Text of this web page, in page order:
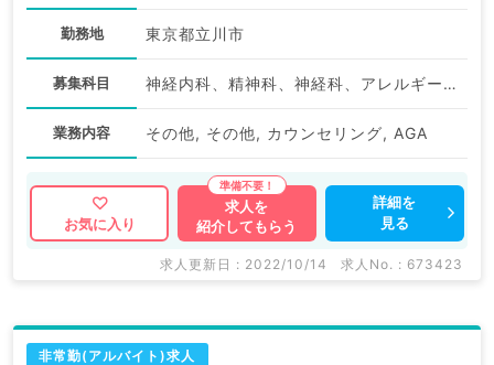
勤務地 東京都立川市
募集科目 神経内科、精神科、神経科、アレルギー科、リウマチ科、小児科、整形外科、形成外科、美容外科、脳神経外科、呼吸器外科、心臓血管外科、小児外科、皮膚科、泌尿器科、産婦人科、産科、婦人科、眼科、耳鼻咽喉科、気管食道科、放射線科、リハビリテーション科、麻酔科、ペインクリニック、人工透析科、緩和ケア科、一般内科、循環器内科、呼吸器内科、消化器内科、内分泌・代謝内科、腎臓内科、老年内科、血液内科、外科系全般、一般外科、消化器外科、乳腺外科、総合診療科、美容皮膚科、健診・人間ドック、救急科・ＩＣＵ、病理科、基礎医学系、膠原病科、スポーツ整形外科、大腸・肛門外科、産業医、脊髄・脊椎外科
業務内容 その他, その他, カウンセリング, AGA
お気に入り
求人を
紹介してもらう
詳細を
見る
求人更新日 : 2022/10/14 求人No. : 673423
非常勤(アルバイト)求人